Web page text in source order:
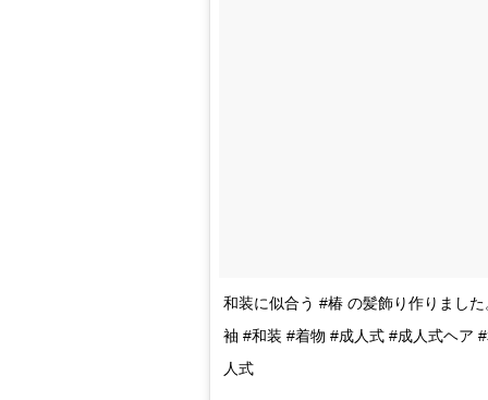
和装に似合う #椿 の髪飾り作りまし
袖 #和装 #着物 #成人式 #成人式ヘア
人式